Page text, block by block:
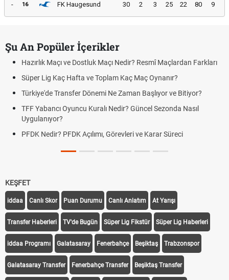
-
16 FK Haugesund 30 2 3 25 22 80 9
Şu An Popüler İçerikler
Hazırlık Maçı ve Dostluk Maçı Nedir? Resmî Maçlardan Farkları
Süper Lig Kaç Hafta ve Toplam Kaç Maç Oynanır?
Türkiye'de Transfer Dönemi Ne Zaman Başlıyor ve Bitiyor?
TFF Yabancı Oyuncu Kuralı Nedir? Güncel Sezonda Nasıl
Uygulanıyor?
PFDK Nedir? PFDK Açılımı, Görevleri ve Karar Süreci
KEŞFET
iddaa Canlı Skor Puan Durumu Canlı Anlatım At Yarışı
Transfer Haberleri TV'de Bugün Süper Lig Fikstür Süper Lig Haberleri
iddaa Programı Galatasaray Fenerbahçe Beşiktaş Trabzonspor
Galatasaray Transfer Fenerbahçe Transfer Beşiktaş Transfer